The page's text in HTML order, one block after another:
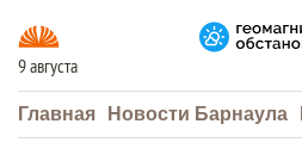
9 августа
Главная Новости Барнаула